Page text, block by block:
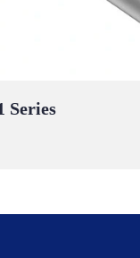
Series